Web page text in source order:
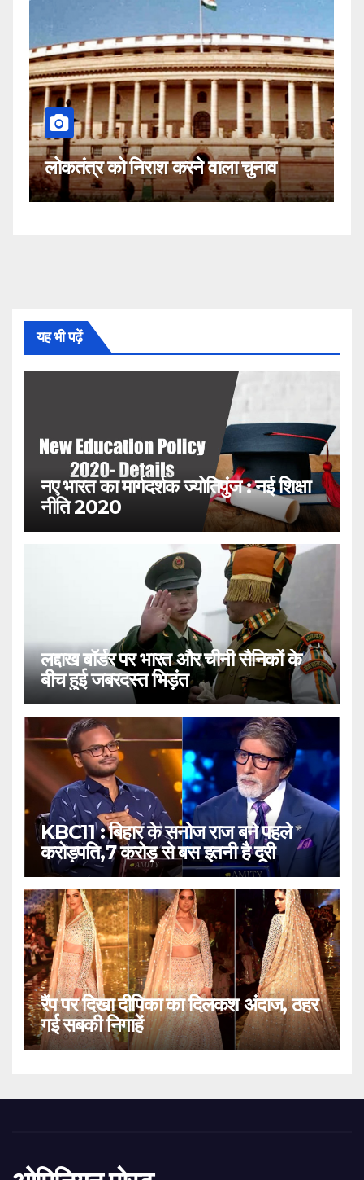
करने वाला चुनाव
कहीं यह सीजेआई के खिलाफ
नहीं!
यह भी पढ़ें
नए भारत का मार्गदर्शक ज्योतिपुंज : नई शिक्षा
नीति 2020
लद्दाख बॉर्डर पर भारत और चीनी सैनिकों के
बीच हुई जबरदस्त भिड़ंत
KBC11 : बिहार के सनोज राज बने पहले
करोड़पति,7 करोड़ से बस इतनी है दूरी
रैंप पर दिखा दीपिका का दिलकश अंदाज, ठहर
गई सबकी निगाहें